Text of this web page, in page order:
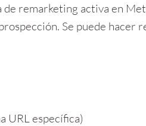
remarketing activa en
Se puede hacer
URL específica)